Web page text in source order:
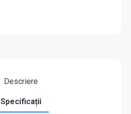
Descriere
Specificații